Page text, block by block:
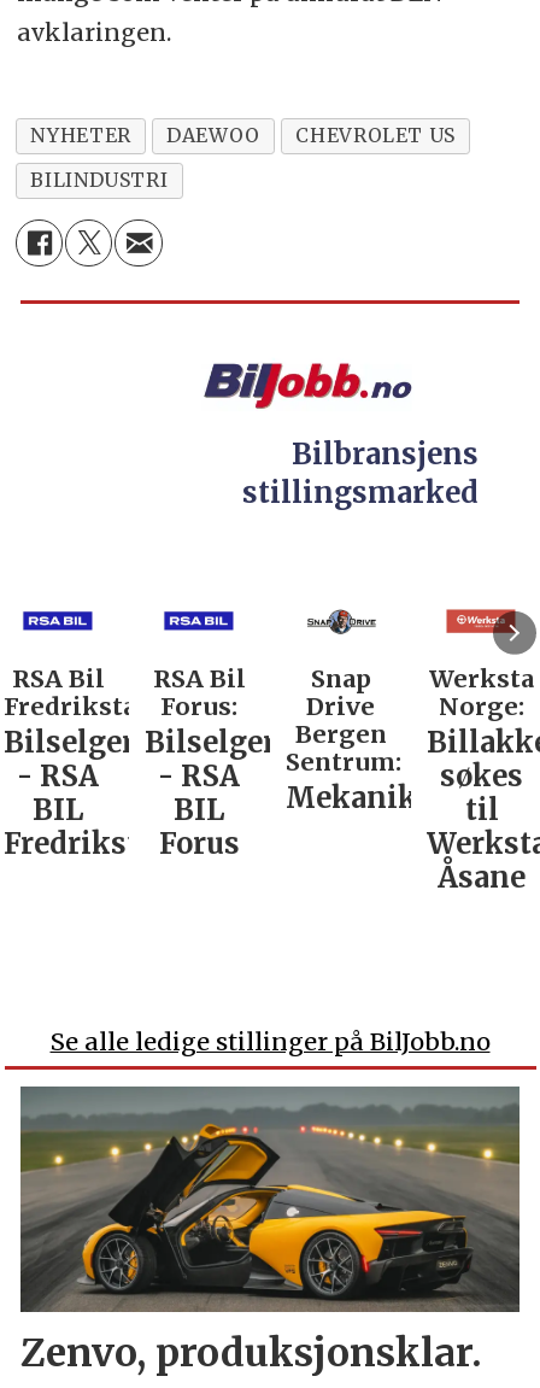
avklaringen.
NYHETER DAEWOO
CHEVROLET US
BILINDUSTRI
Bilbransjens
stillingsmarked
RSA Bil
Fredrikstad:
Bilselger
- RSA
BIL
Fredrikstad
RSA Bil
Forus:
Bilselger
- RSA
BIL
Forus
Snap
Drive
Bergen
Sentrum:
Mekaniker
Werksta
Norge:
søkes
til
Åsane
Se alle ledige stillinger på BilJobb.no
Zenvo, produksjonsklar.